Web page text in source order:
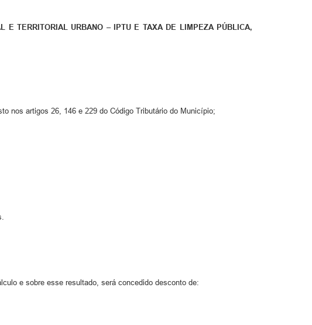
E TERRITORIAL URBANO – IPTU E TAXA DE LIMPEZA PÚBLICA,
nos artigos 26, 146 e 229 do Código Tributário do Município;
e sobre esse resultado, será concedido desconto de: